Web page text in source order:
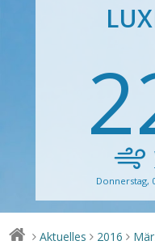
Donnerstag,
> Aktuelles > 2016 >